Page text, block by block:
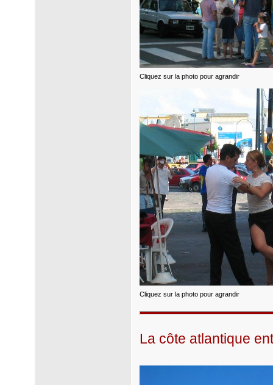
Cliquez sur la photo pour agrandir
Cliquez sur la photo pour agrandir
La côte atlantique